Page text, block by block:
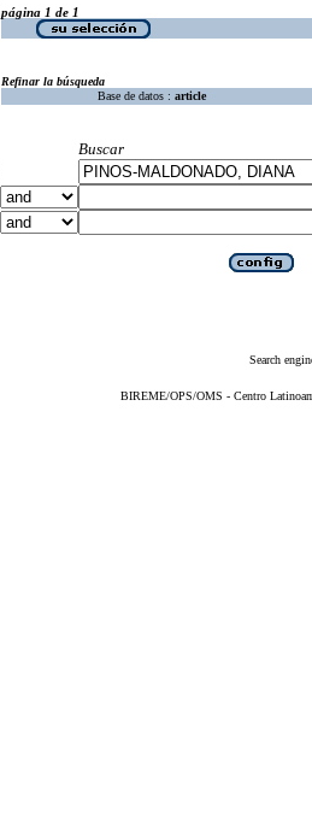
página 1 de 1
Refinar la búsqueda
Base de datos : article
Buscar
Search
BIREME/OPS/OMS - Centro